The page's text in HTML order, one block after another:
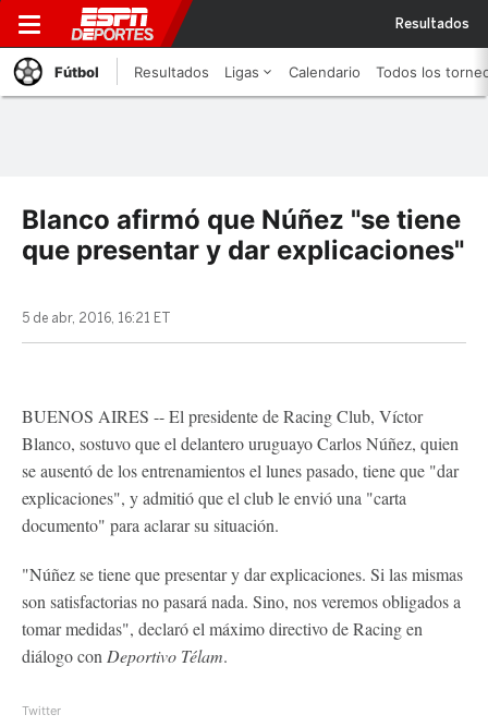
Resultados
Fútbol Resultados Ligas Calendario Todos los
Blanco afirmó que Núñez "se tiene
que presentar y dar explicaciones"
5 de abr, 2016, 16:21 ET
BUENOS AIRES -- El presidente de Racing Club, Víctor
Blanco, sostuvo que el delantero uruguayo Carlos Núñez, quien
se ausentó de los entrenamientos el lunes pasado, tiene que "dar
explicaciones", y admitió que el club le envió una "carta
documento" para aclarar su situación.
"Núñez se tiene que presentar y dar explicaciones. Si las mismas
son satisfactorias no pasará nada. Sino, nos veremos obligados a
tomar medidas", declaró el máximo directivo de Racing en
diálogo con Deportivo Télam.
Twitter